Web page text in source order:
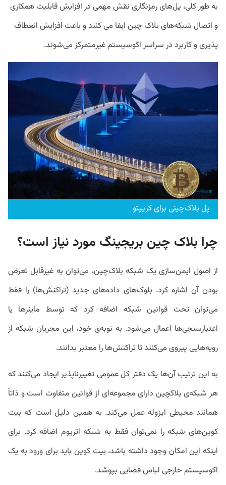
به طور کلی، پل‌های رمزنگاری نقش مهمی در افزایش قابلیت همکاری
و اتصال شبکه‌های بلاک چین ایفا می کنند و باعث افزایش انعطاف
پذیری و کاربرد در سراسر اکوسیستم غیرمتمرکز می‌شوند.
پل بلاک‌چینی برای کریپتو
چرا بلاک چین بریجینگ مورد نیاز است؟
از اصول ایمن‌سازی یک شبکه‌ بلاک‌چین، می‌توان به غیرقابل تعرض
بودن آن اشاره کرد. بلوک‌های داده‌های جدید (تراکنش‌ها) را فقط
می‌توان تحت قوانین شبکه اضافه کرد که توسط ماینرها یا
اعتبارسنجی‌ها اعمال می‌شود. به نوبه‌ی خود، این مجریان شبکه از
رویه‌هایی پیروی می‌کنند تا تراکنش‌ها را معتبر بدانند.
به این ترتیب آن‌ها یک دفتر کل عمومی تغییرناپذیر ایجاد می‌کنند که
هر شبکه‌ی بلاکچین دارای مجموعه‌ای از قوانین متفاوت است و ذاتاً
همانند محیطی ایزوله عمل می‌کند. به همین دلیل است که بیت
کوین‌های شبکه را نمی‌توان فقط به شبکه اتریوم اضافه کرد. برای
اینکه این امکان وجود داشته باشد، بیت کوین باید برای ورود به یک
اکوسیستم خارجی لباس فضایی بپوشد.